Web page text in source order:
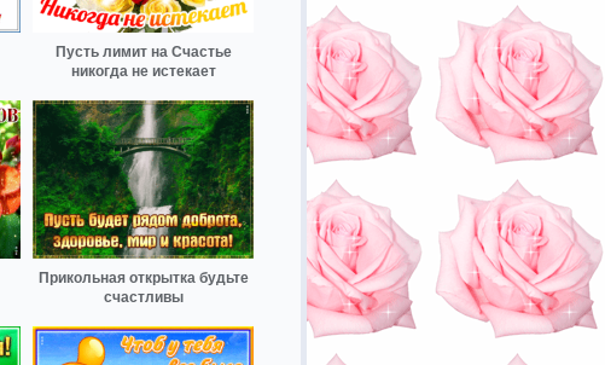
Пусть лимит на Счастье
никогда не истекает
Прикольная открытка будьте
счастливы